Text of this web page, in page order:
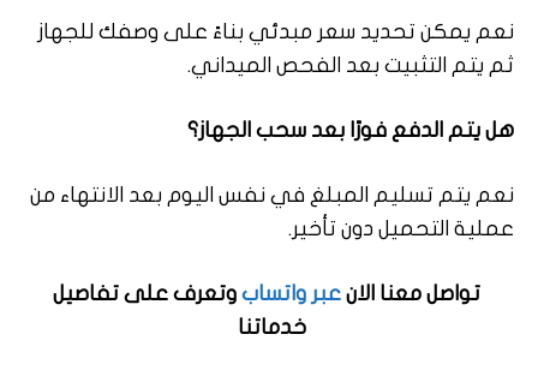
نعم يمكن تحديد سعر مبدئي بناءً على وصفك للجهاز
ثم يتم التثبيت بعد الفحص الميداني.
هل يتم الدفع فورًا بعد سحب الجهاز؟
نعم يتم تسليم المبلغ في نفس اليوم بعد الانتهاء من
عملية التحميل دون تأخير.
تواصل معنا الان عبر واتساب وتعرف على تفاصيل
خدماتنا